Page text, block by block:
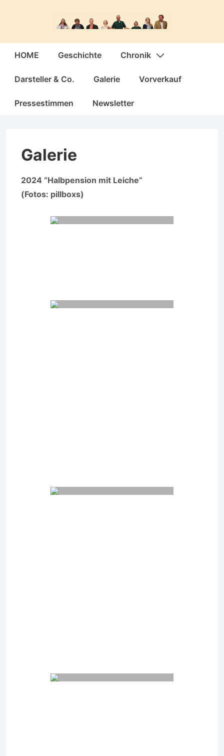
Hauptnavigation
HOME Geschichte Chronik
Darsteller & Co. Galerie Vorverkauf
Pressestimmen Newsletter
Galerie
2024 “Halbpension mit Leiche”
(Fotos: pillboxs)